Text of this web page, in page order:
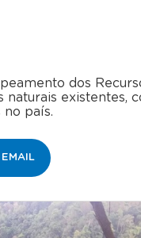
dos
naturais
no país.